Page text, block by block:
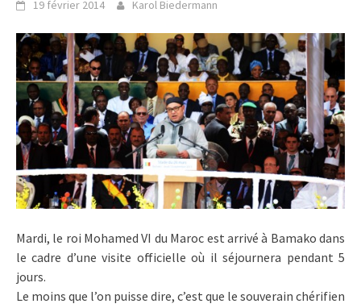
19 février 2014 Karol Biedermann
Mardi, le roi Mohamed VI du Maroc est arrivé à Bamako dans
le cadre d’une visite officielle où il séjournera pendant 5
jours.
Le moins que l’on puisse dire, c’est que le souverain chérifien